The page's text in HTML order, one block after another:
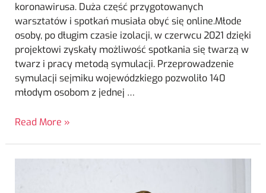
koronawirusa. Duża część przygotowanych
warsztatów i spotkań musiała obyć się online.Młode
osoby, po długim czasie izolacji, w czerwcu 2021 dzięki
projektowi zyskały możliwość spotkania się twarzą w
twarz i pracy metodą symulacji. Przeprowadzenie
symulacji sejmiku wojewódzkiego pozwoliło 140
młodym osobom z jednej …
Read More »